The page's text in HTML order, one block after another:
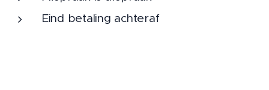
Eind betaling achteraf